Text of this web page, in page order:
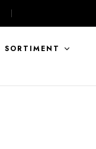
SORTIMENT